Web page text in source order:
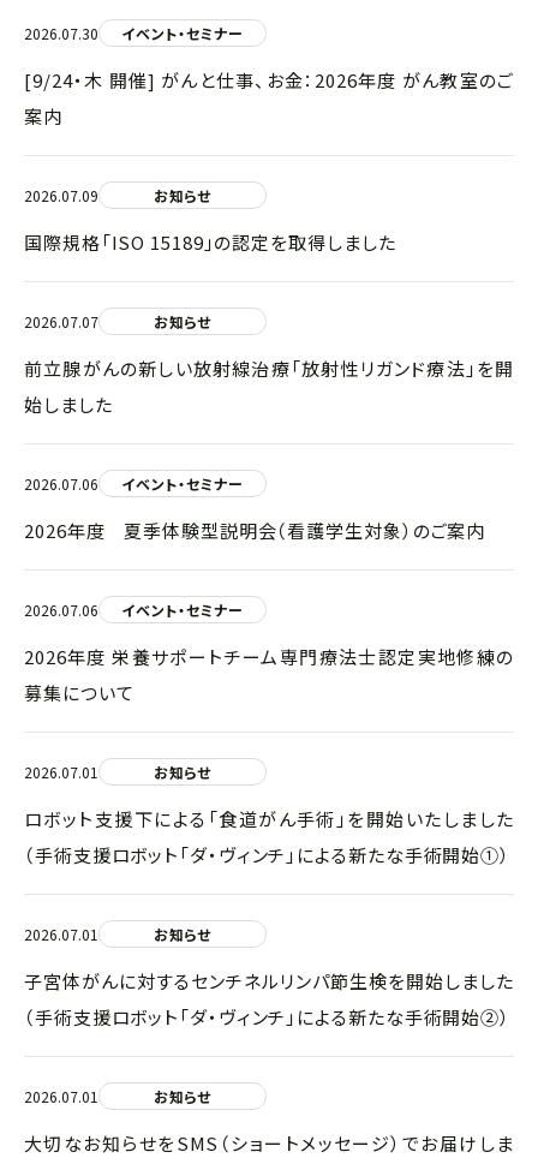
2026.07.30 イベント・セミナー
[9/24・木 開催] がんと仕事、お金：2026年度 がん教室のご
案内
2026.07.09 お知らせ
国際規格「ISO 15189」の認定を取得しました
2026.07.07 お知らせ
前立腺がんの新しい放射線治療「放射性リガンド療法」を開
始しました
2026.07.06 イベント・セミナー
2026年度 夏季体験型説明会（看護学生対象）のご案内
2026.07.06 イベント・セミナー
2026年度 栄養サポートチーム専門療法士認定実地修練の
募集について
2026.07.01 お知らせ
ロボット支援下による「食道がん手術」を開始いたしました
（手術支援ロボット「ダ・ヴィンチ」による新たな手術開始①）
2026.07.01 お知らせ
子宮体がんに対するセンチネルリンパ節生検を開始しました
（手術支援ロボット「ダ・ヴィンチ」による新たな手術開始②）
2026.07.01 お知らせ
大切なお知らせをSMS（ショートメッセージ）でお届けしま